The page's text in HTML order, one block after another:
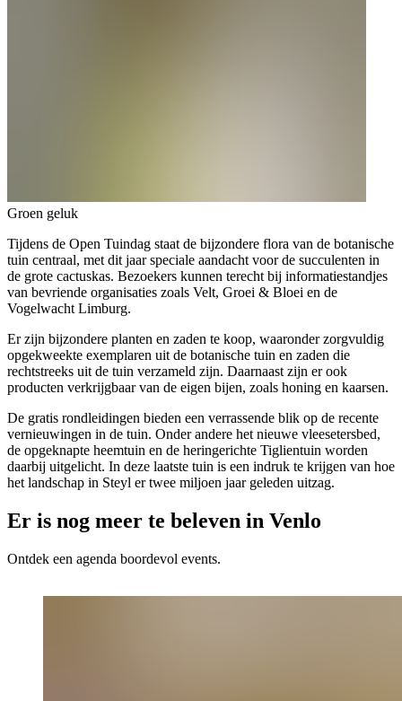
Groen geluk
Tijdens de Open Tuindag staat de bijzondere flora van de botanische
tuin centraal, met dit jaar speciale aandacht voor de succulenten in
de grote cactuskas. Bezoekers kunnen terecht bij informatiestandjes
van bevriende organisaties zoals Velt, Groei & Bloei en de
Vogelwacht Limburg.
Er zijn bijzondere planten en zaden te koop, waaronder zorgvuldig
opgekweekte exemplaren uit de botanische tuin en zaden die
rechtstreeks uit de tuin verzameld zijn. Daarnaast zijn er ook
producten verkrijgbaar van de eigen bijen, zoals honing en kaarsen.
De gratis rondleidingen bieden een verrassende blik op de recente
vernieuwingen in de tuin. Onder andere het nieuwe vleesetersbed,
de opgeknapte heemtuin en de heringerichte Tiglientuin worden
daarbij uitgelicht. In deze laatste tuin is een indruk te krijgen van hoe
het landschap in Steyl er twee miljoen jaar geleden uitzag.
Er is nog meer te beleven in Venlo
Ontdek een agenda boordevol events.